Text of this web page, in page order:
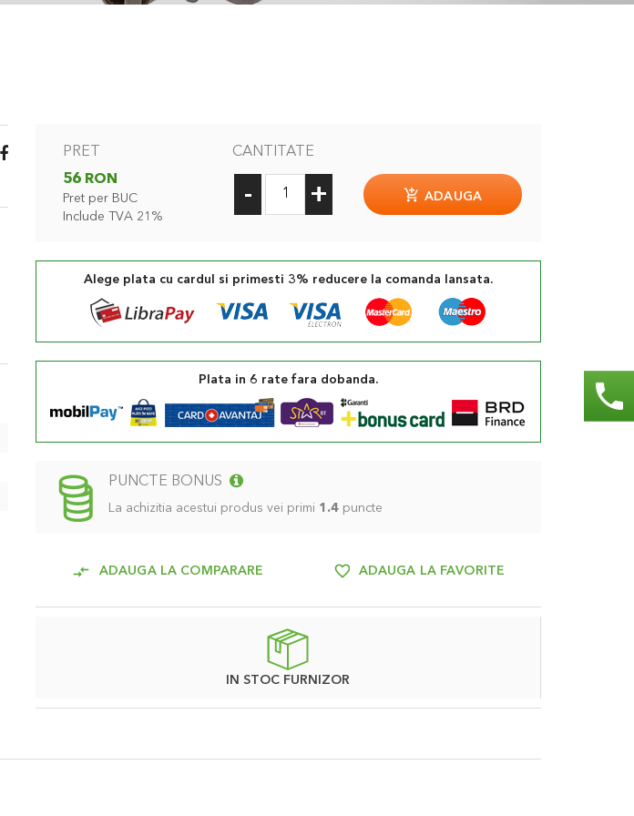
PRET
56 RON
Pret per BUC
Include TVA 21%
CANTITATE
- + ADAUGA
Alege plata cu cardul si primesti 3% reducere la comanda lansata.
Plata in 6 rate fara dobanda.
PUNCTE BONUS
La achizitia acestui produs vei primi 1.4 puncte
ADAUGA LA COMPARARE ADAUGA LA FAVORITE
IN STOC FURNIZOR
phone